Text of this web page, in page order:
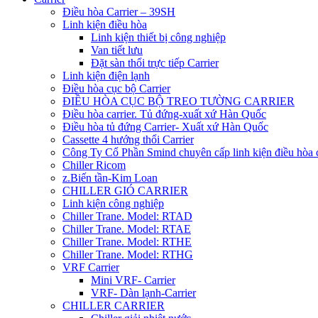
Điều hòa Carrier – 39SH
Linh kiện điều hòa
Linh kiện thiết bị công nghiệp
Van tiết lưu
Đặt sàn thổi trực tiếp Carrier
Linh kiện điện lạnh
Điều hòa cục bộ Carrier
ĐIỀU HÒA CỤC BỘ TREO TƯỜNG CARRIER
Điều hòa carrier. Tủ đứng-xuất xứ Hàn Quốc
Điều hòa tủ đứng Carrier- Xuất xứ Hàn Quốc
Cassette 4 hướng thổi Carrier
Công Ty Cổ Phần Smind chuyên cấp linh kiện điều hòa
Chiller Ricom
z.Biến tần-Kim Loan
CHILLER GIÓ CARRIER
Linh kiện công nghiệp
Chiller Trane. Model: RTAD
Chiller Trane. Model: RTAE
Chiller Trane. Model: RTHE
Chiller Trane. Model: RTHG
VRF Carrier
Mini VRF- Carrier
VRF- Dàn lạnh-Carrier
CHILLER CARRIER